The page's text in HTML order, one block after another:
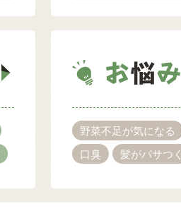
野菜不足が気になる
口臭
髪がパサつく